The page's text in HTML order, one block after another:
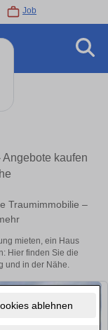
ablehnen
Job
Angebote kaufen
Traumimmobilie –
mieten, ein Haus
Hier finden Sie die
und in der Nähe.